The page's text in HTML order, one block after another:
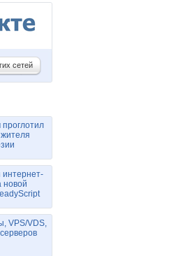
сетей
интернет-
новой
VPS/VDS,